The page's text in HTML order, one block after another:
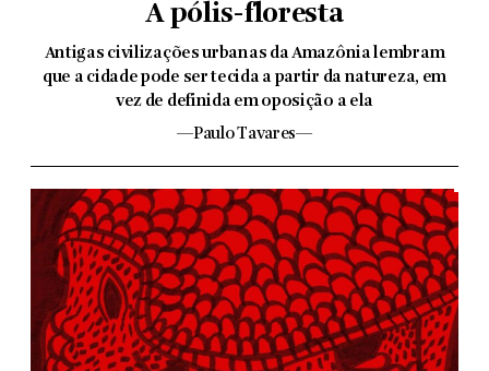
A pólis-floresta
Antigas civilizações urbanas da Amazônia lembram
que a cidade pode ser tecida a partir da natureza, em
vez de definida em oposição a ela
—Paulo Tavares—